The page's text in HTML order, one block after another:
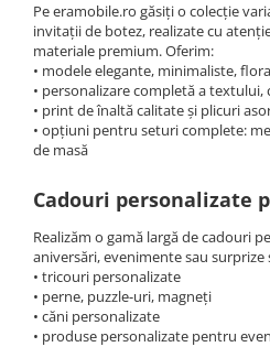
Pe eramobile.ro găsiți o colecție
invitații de botez, realizate cu
materiale premium. Oferim:
• modele elegante, minimaliste,
• personalizare completă a textului,
• print de înaltă calitate și plicuri
• opțiuni pentru seturi complete:
de masă
Cadouri personalizate
Realizăm o gamă largă de cadouri
aniversări, evenimente sau surprize
• tricouri personalizate
• perne, puzzle-uri, magneți
• căni personalizate
• produse personalizate pentru